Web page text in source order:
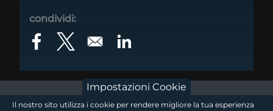
condividi:
Opens in a new window
Opens in a new windowOpens in a new window
footer - sezione logo 1
Impostazioni Cookie
Il nostro sito utilizza i cookie per rendere migliore la tua esperienza